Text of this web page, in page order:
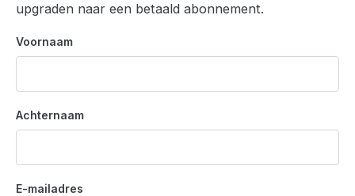
o
e
p
g
i
n
upgraden naar een betaald abonnement.
Voornaam
Achternaam
E-mailadres